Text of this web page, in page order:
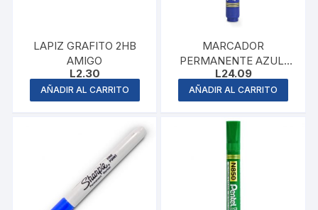
LAPIZ GRAFITO 2HB
AMIGO
L2.30
AÑADIR AL CARRITO
MARCADOR
PERMANENTE AZUL,
PENTEL
L24.09
AÑADIR AL CARRITO